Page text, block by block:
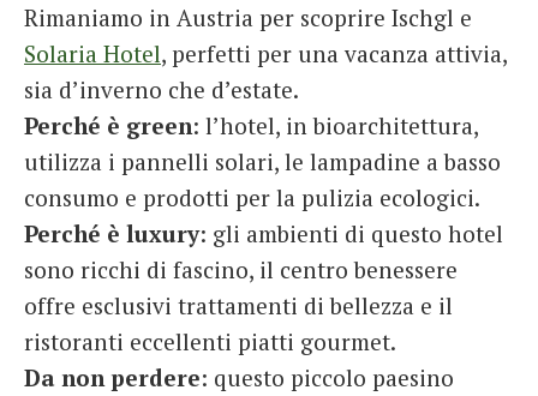
Rimaniamo in Austria per scoprire Ischgl e
Solaria Hotel, perfetti per una vacanza attivia,
sia d’inverno che d’estate.
Perché è green: l’hotel, in bioarchitettura,
utilizza i pannelli solari, le lampadine a basso
consumo e prodotti per la pulizia ecologici.
Perché è luxury: gli ambienti di questo hotel
sono ricchi di fascino, il centro benessere
offre esclusivi trattamenti di bellezza e il
ristoranti eccellenti piatti gourmet.
Da non perdere: questo piccolo paesino